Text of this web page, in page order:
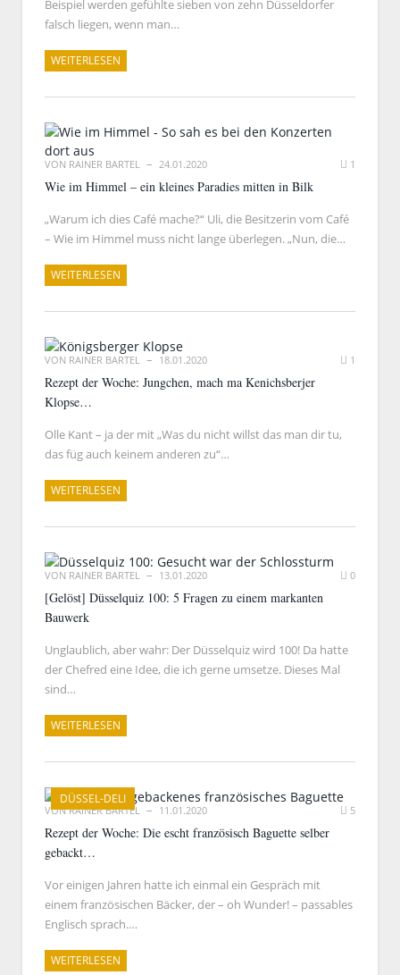
Beispiel werden gefühlte sieben von zehn Düsseldorfer
falsch liegen, wenn man…
WEITERLESEN
VON RAINER BARTEL 24.01.2020 1
Wie im Himmel – ein kleines Paradies mitten in Bilk
„Warum ich dies Café mache?“ Uli, die Besitzerin vom Café
– Wie im Himmel muss nicht lange überlegen. „Nun, die…
WEITERLESEN
VON RAINER BARTEL 18.01.2020 1
Rezept der Woche: Jungchen, mach ma Kenichsberjer
Klopse…
Olle Kant – ja der mit „Was du nicht willst das man dir tu,
das füg auch keinem anderen zu“…
WEITERLESEN
VON RAINER BARTEL 13.01.2020 0
[Gelöst] Düsselquiz 100: 5 Fragen zu einem markanten
Bauwerk
Unglaublich, aber wahr: Der Düsselquiz wird 100! Da hatte
der Chefred eine Idee, die ich gerne umsetze. Dieses Mal
sind…
WEITERLESEN
DÜSSEL-DELI
VONRAINER BARTEL 11.01.2020 5
Rezept der Woche: Die escht französisch Baguette selber
gebackt…
Vor einigen Jahren hatte ich einmal ein Gespräch mit
einem französischen Bäcker, der – oh Wunder! – passables
Englisch sprach.…
WEITERLESEN